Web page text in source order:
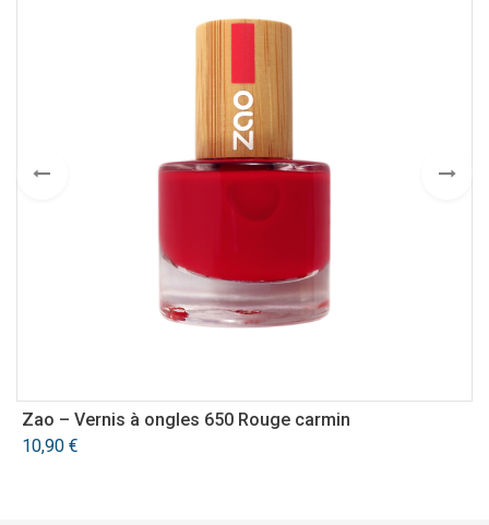
Zao – Vernis à ongles 650 Rouge carmin
10,90 €